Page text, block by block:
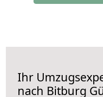
Ihr
nach Bitburg